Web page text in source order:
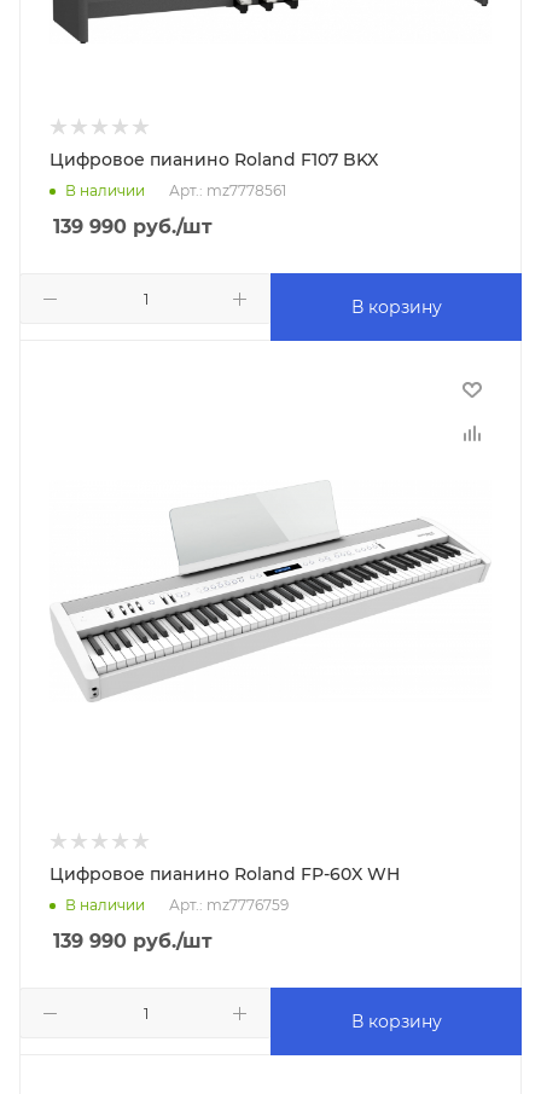
Цифровое пианино Roland F107 BKX
В наличии Арт.: mz7778561
139 990 руб./шт
В корзину
Цифровое пианино Roland FP-60X WH
В наличии Арт.: mz7776759
139 990 руб./шт
В корзину